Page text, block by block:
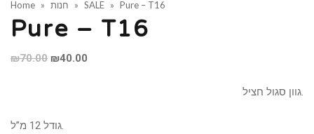
Home » חנות » SALE » Pure – T16
Pure – T16
₪70.00 Original
₪40.00
גוון סגול חציל.
גודל 12 מ”ל.